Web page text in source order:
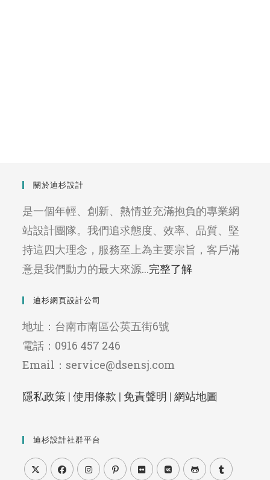
關於迪杉設計
是一個年輕、創新、熱情並充滿抱負的專業網
站設計團隊。我們追求態度、效率、品質、堅
持這四大理念，服務至上為主要宗旨，客戶滿
意是我們動力的最大來源...完整了解
迪杉網頁設計公司
地址：台南市南區公英五街6號
電話：0916 457 246
Email：service@dsensj.com
隱私政策 |使用條款 | 免責聲明 |網站地圖
迪杉設計社群平台